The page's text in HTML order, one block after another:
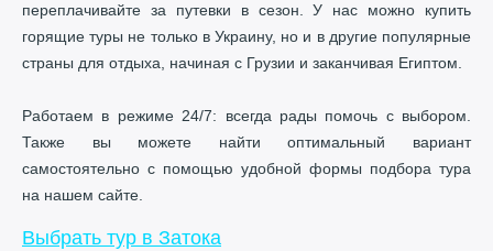
переплачивайте за путевки в сезон. У нас можно купить
горящие туры не только в Украину, но и в другие популярные
страны для отдыха, начиная с Грузии и заканчивая Египтом.
Работаем в режиме 24/7: всегда рады помочь с выбором.
Также вы можете найти оптимальный вариант
самостоятельно с помощью удобной формы подбора тура
на нашем сайте.
Выбрать тур в Затока